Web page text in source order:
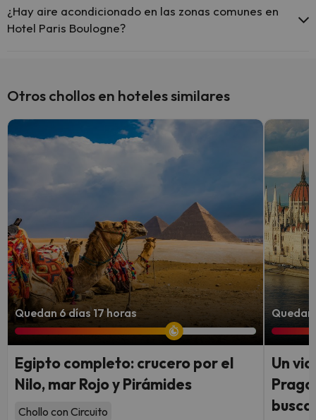
¿Hay aire acondicionado en las zonas comunes en
Hotel Paris Boulogne?
Otros chollos en hoteles similares
Quedan 6 días 17 horas
Egipto completo: crucero por el
Nilo, mar Rojo y Pirámides
Chollo con Circuito
Quedan
Un